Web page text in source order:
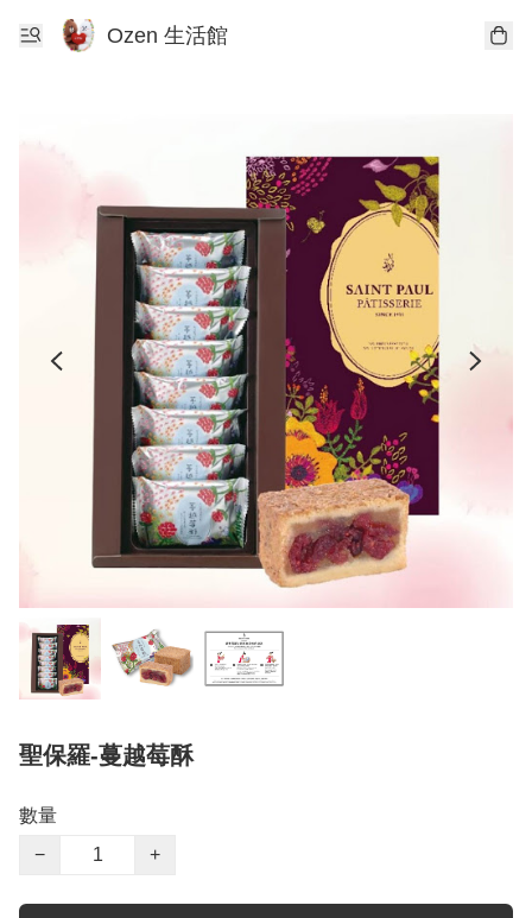
Ozen 生活館
聖保羅-蔓越莓酥
數量
−
+